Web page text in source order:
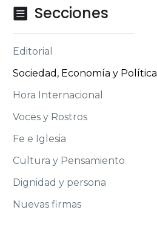
 Secciones
Editorial
Sociedad, Economía y Política
Hora Internacional
Voces y Rostros
Fe e Iglesia
Cultura y Pensamiento
Dignidad y persona
Nuevas firmas